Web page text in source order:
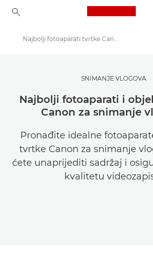
Pronađite inspiraciju | Savjeti za fotografiranje i ispisivanje te vodiči za kupce
Savjeti i tehnike za fotografiju i ispisivanje
Najbolji fotoaparati tvrtke Canon za snimanje vlogova
SNIMANJE VLOGOVA
Najbolji fotoaparati i
Canon za snimanje
Pronađite idealne
tvrtke Canon za snimanje
ćete unaprijediti sadržaj i
kvalitetu